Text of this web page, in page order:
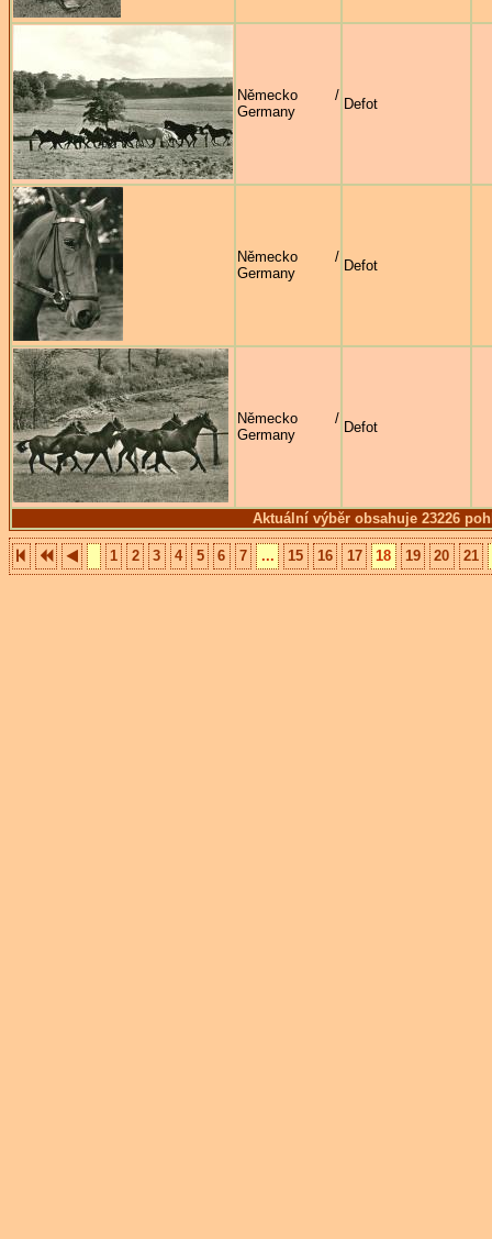
Aktuální výběr obsahuje 23226
Německo /
Germany
Defot
Německo /
Germany
Defot
Německo /
Germany
Defot
1 2 3 4 5 6 7 ... 15 16 17 18 19 20 21